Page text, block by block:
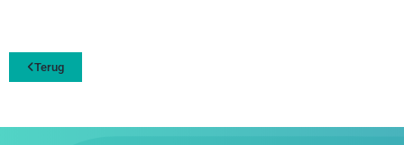
Terug